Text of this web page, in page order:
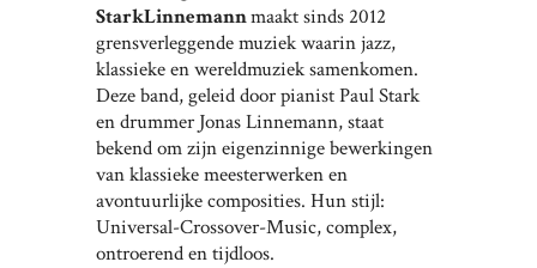
StarkLinnemannmaakt sinds 2012
grensverleggende muziek waarin jazz,
klassieke en wereldmuziek samenkomen.
Deze band, geleid door pianist Paul Stark
en drummer Jonas Linnemann, staat
bekend om zijn eigenzinnige bewerkingen
van klassieke meesterwerken en
avontuurlijke composities. Hun stijl:
Universal-Crossover-Music, complex,
ontroerend en tijdloos.